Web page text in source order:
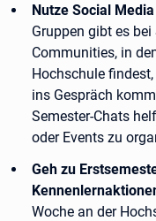
Nutze Social
Gruppen gibt es
Communities, in
Hochschule
ins Gespräch
Semester-Chats
oder Events zu
Geh zu
Woche an der